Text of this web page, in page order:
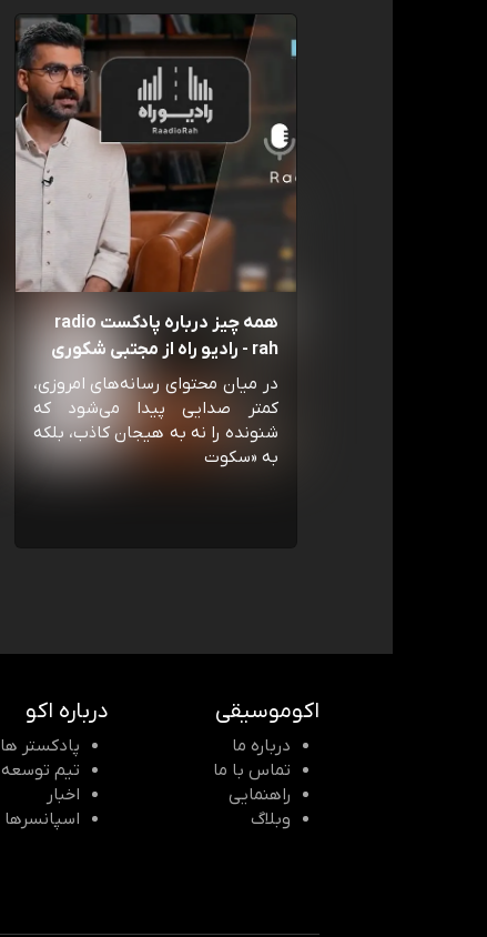
همه چیز درباره پادکست radio
rah - رادیو راه از مجتبی شکوری
در میان محتوای رسانه‌های امروزی،
کمتر صدایی پیدا می‌شود که
شنونده را نه به هیجان کاذب، بلکه
به «سکوت
اکوموسیقی
درباره ما
تماس با ما
راهنمایی
وبلاگ
درباره اکو
پادکستر ها
تیم توسعه
اخبار
اسپانسرها